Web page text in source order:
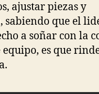
ajustar piezas y
sabiendo que el
a soñar con la
equipo, es que